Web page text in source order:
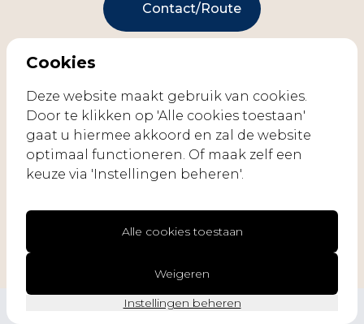
Cookies
Deze website maakt gebruik van cookies.
Door te klikken op 'Alle cookies toestaan'
gaat u hiermee akkoord en zal de website
optimaal functioneren. Of maak zelf een
keuze via 'Instellingen beheren'.
Alle cookies toestaan
Weigeren
Instellingen beheren
Contact/Route
Cookie-instellingen